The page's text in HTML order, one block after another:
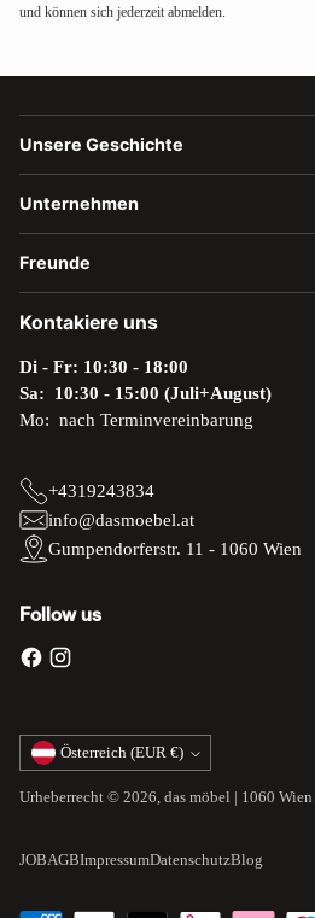
und können sich jederzeit abmelden.
Unsere Geschichte
Unternehmen
Freunde
Kontakiere uns
Di - Fr: 10:30 - 18:00
Sa: 10:30 - 15:00 (Juli+August)
Mo: nach Terminvereinbarung
+4319243834
info@dasmoebel.at
Gumpendorferstr. 11 - 1060 Wien
Follow us
Währung Österreich (EUR €)
Urheberrecht © 2026, das möbel | 1060 Wien
JOBAGBImpressumDatenschutzBlog